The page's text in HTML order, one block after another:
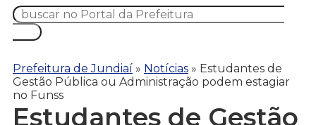
Prefeitura de Jundiaí » Notícias » Estudantes de
Gestão Pública ou Administração podem estagiar
no Funss
Estudantes de Gestão